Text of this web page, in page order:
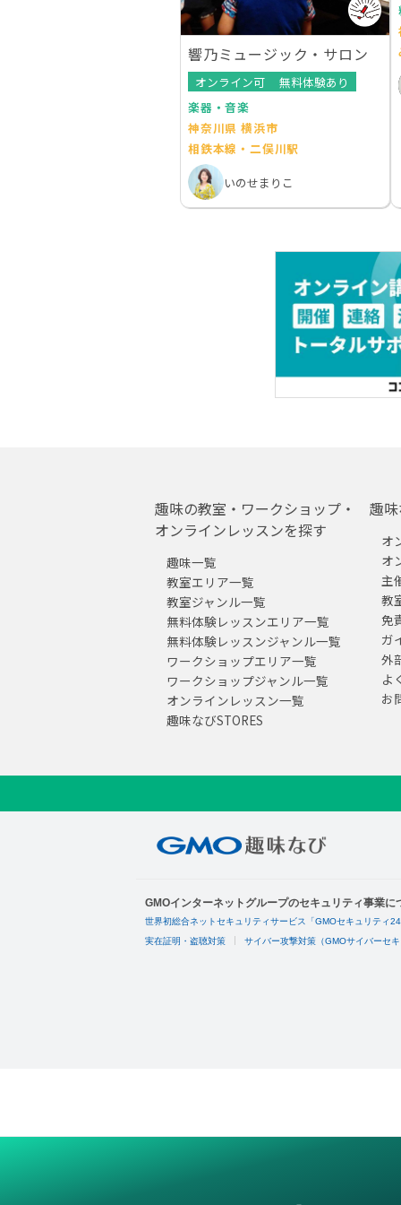
響乃ミュージック・サロン
オンライン可
無料体験あり
楽器・音楽
神奈川県 横浜市
相鉄本線・二俣川駅
いのせまりこ
趣味の教室・ワークショップ・
オンラインレッスンを探す
趣味一覧
教室エリア一覧
教室ジャンル一覧
無料体験レッスンエリア一覧
無料体験レッスンジャンル一覧
ワークショップエリア一覧
ワークショップジャンル一覧
オンラインレッスン一覧
趣味なびSTORES
趣
オ
オ
主
教
免
ガ
外
よ
お